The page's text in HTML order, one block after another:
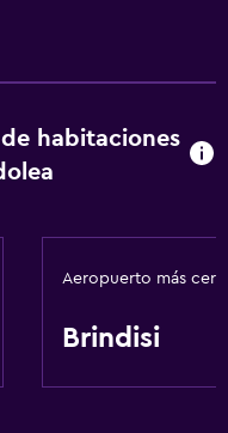
habitaciones
Aeropuerto más
Brindisi